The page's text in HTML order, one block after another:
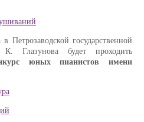
в Петрозаводской государственной
Глазунова будет проходить
юных пианистов имени